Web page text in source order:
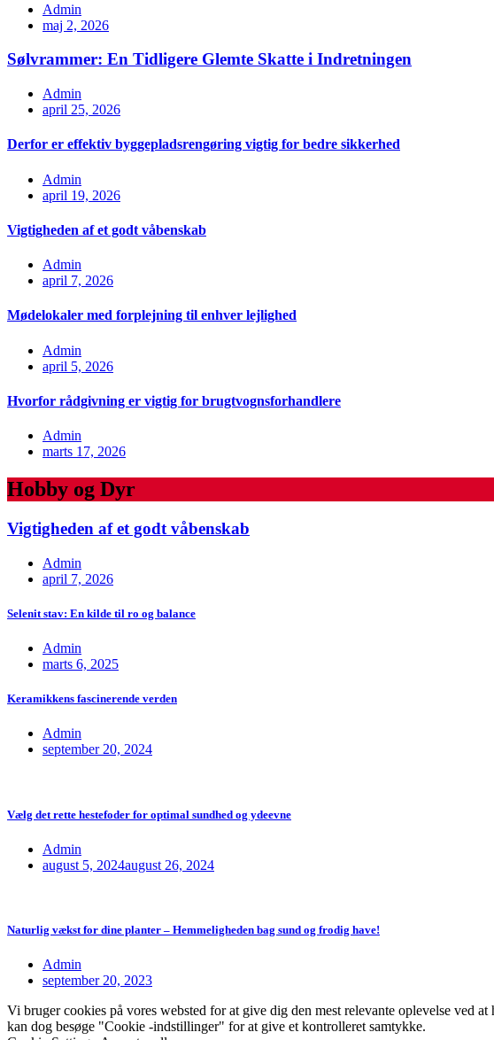
Admin
maj 2, 2026
Sølvrammer: En Tidligere Glemte Skatte i Indretningen
Admin
april 25, 2026
Derfor er effektiv byggepladsrengøring vigtig for bedre sikkerhed
Admin
april 19, 2026
Vigtigheden af et godt våbenskab
Admin
april 7, 2026
Mødelokaler med forplejning til enhver lejlighed
Admin
april 5, 2026
Hvorfor rådgivning er vigtig for brugtvognsforhandlere
Admin
marts 17, 2026
Hobby og Dyr
Vigtigheden af et godt våbenskab
Admin
april 7, 2026
Selenit stav: En kilde til ro og balance
Admin
marts 6, 2025
Keramikkens fascinerende verden
Admin
september 20, 2024
Vælg det rette hestefoder for optimal sundhed og ydeevne
Admin
august 5, 2024august 26, 2024
Naturlig vækst for dine planter – Hemmeligheden bag sund og frodig have!
Admin
september 20, 2023
Vi bruger cookies på vores websted for at give dig den mest relevante oplevelse ved
kan dog besøge "Cookie -indstillinger" for at give et kontrolleret samtykke.